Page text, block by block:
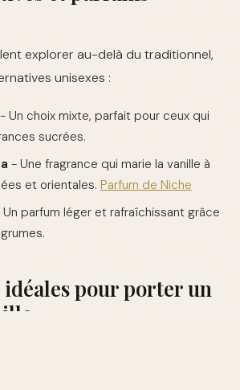
explorer au-delà du traditionnel,
unisexes :
- Un choix mixte, parfait pour ceux qui
sucrées.
- Une fragrance qui marie la vanille à
et orientales. Parfum de Niche
parfum léger et rafraîchissant grâce
idéales pour porter un